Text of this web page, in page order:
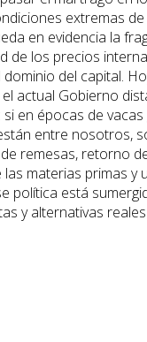
extremas
en evidencia la
de los precios
del capital.
actual Gobierno
en épocas de
entre nosotros,
remesas, retorno
materias primas
política está
y alternativas